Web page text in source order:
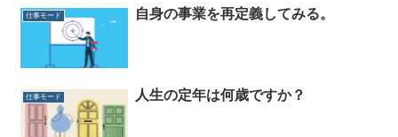
仕事モード 自身の事業を再定義してみる。
仕事モード 人生の定年は何歳ですか？